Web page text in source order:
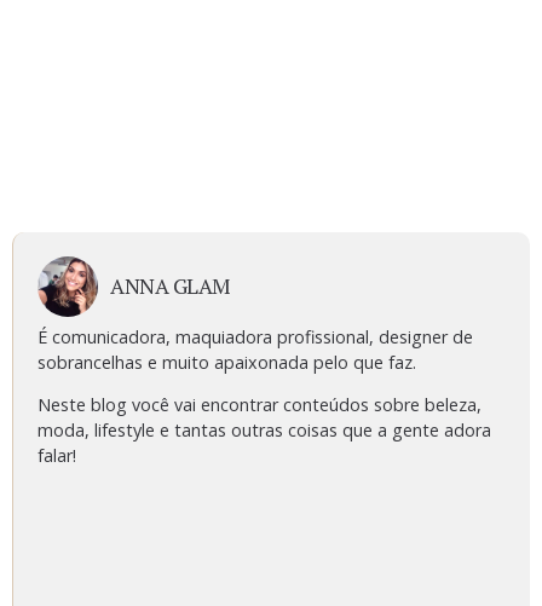
ANNA GLAM
É comunicadora, maquiadora profissional, designer de
sobrancelhas e muito apaixonada pelo que faz.
Neste blog você vai encontrar conteúdos sobre beleza,
moda, lifestyle e tantas outras coisas que a gente adora
falar!